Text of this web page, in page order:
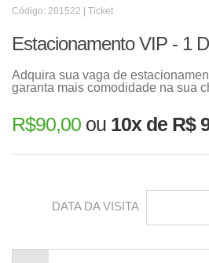
Código: 261522 | Ticket
Estacionamento VIP - 1
Adquira sua vaga de
garanta mais comodidade na sua
R$90,00 ou 10x de R$
DATA DA VISITA